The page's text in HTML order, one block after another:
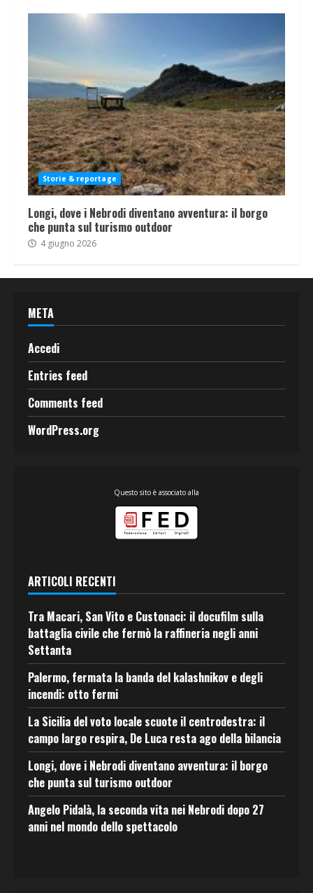
Storie & reportage
Longi, dove i Nebrodi diventano avventura: il borgo
che punta sul turismo outdoor
4 giugno 2026
META
Accedi
Entries feed
Comments feed
WordPress.org
Questo sito è associato alla
ARTICOLI RECENTI
Tra Macari, San Vito e Custonaci: il docufilm sulla
battaglia civile che fermò la raffineria negli anni
Settanta
Palermo, fermata la banda del kalashnikov e degli
incendi: otto fermi
La Sicilia del voto locale scuote il centrodestra: il
campo largo respira, De Luca resta ago della bilancia
Longi, dove i Nebrodi diventano avventura: il borgo
che punta sul turismo outdoor
Angelo Pidalà, la seconda vita nei Nebrodi dopo 27
anni nel mondo dello spettacolo